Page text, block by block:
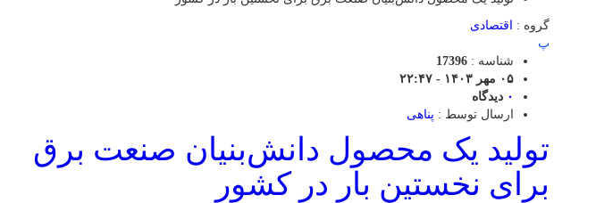
گروه :
اقتصادی
پ
شناسه : 17396
۰۵ مهر ۱۴۰۳ - ۲۲:۴۷
۰ دیدگاه
ارسال توسط : پناهی
تولید یک محصول دانش‌بنیان صنعت برق
برای نخستین بار در کشور